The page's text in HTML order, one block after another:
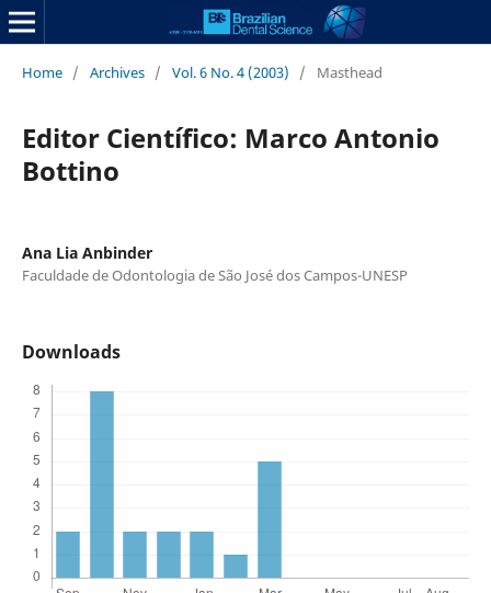
Home / Archives / Vol. 6 No. 4 (2003) / Masthead
Editor Científico: Marco Antonio
Bottino
Ana Lia Anbinder
Faculdade de Odontologia de São José dos Campos-UNESP
Downloads